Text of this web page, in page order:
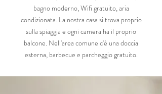
bagno moderno, Wifi gratuito, aria
condizionata. La nostra casa si trova proprio
sulla spiaggia e ogni camera ha il proprio
balcone. Nell'area comune c'è una doccia
esterna, barbecue e parcheggio gratuito.